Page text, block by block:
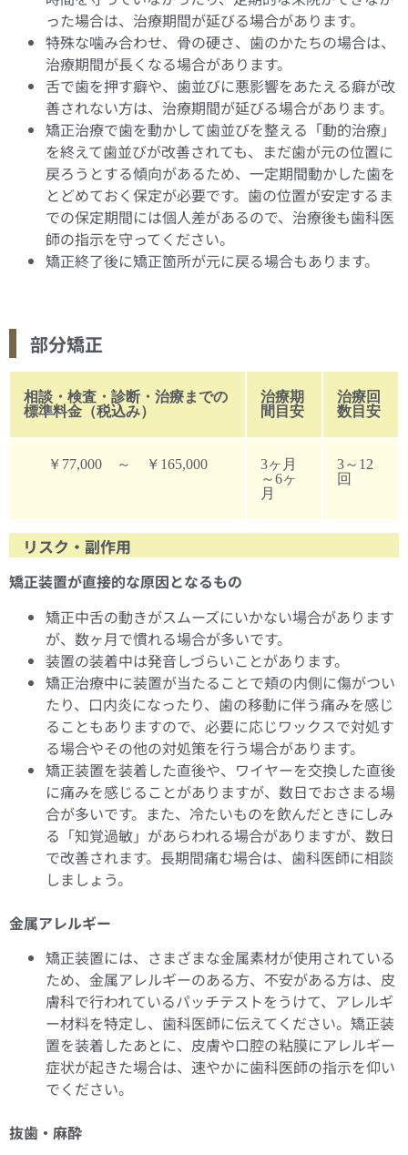
った場合は、治療期間が延びる場合があります。
特殊な噛み合わせ、骨の硬さ、歯のかたちの場合は、
治療期間が長くなる場合があります。
舌で歯を押す癖や、歯並びに悪影響をあたえる癖が改
善されない方は、治療期間が延びる場合があります。
矯正治療で歯を動かして歯並びを整える「動的治療」
を終えて歯並びが改善されても、まだ歯が元の位置に
戻ろうとする傾向があるため、一定期間動かした歯を
とどめておく保定が必要です。歯の位置が安定するま
での保定期間には個人差があるので、治療後も歯科医
師の指示を守ってください。
矯正終了後に矯正箇所が元に戻る場合もあります。
部分矯正
相談・検査・診断・治療までの
標準料金（税込み）
治療期
間目安
治療回
数目安
￥77,000 ～ ￥165,000
3ヶ月
～6ヶ
月
3～12
回
リスク・副作用
矯正装置が直接的な原因となるもの
矯正中舌の動きがスムーズにいかない場合があります
が、数ヶ月で慣れる場合が多いです。
装置の装着中は発音しづらいことがあります。
矯正治療中に装置が当たることで頬の内側に傷がつい
たり、口内炎になったり、歯の移動に伴う痛みを感じ
ることもありますので、必要に応じワックスで対処す
る場合やその他の対処策を行う場合があります。
矯正装置を装着した直後や、ワイヤーを交換した直後
に痛みを感じることがありますが、数日でおさまる場
合が多いです。また、冷たいものを飲んだときにしみ
る「知覚過敏」があらわれる場合がありますが、数日
で改善されます。長期間痛む場合は、歯科医師に相談
しましょう。
金属アレルギー
矯正装置には、さまざまな金属素材が使用されている
ため、金属アレルギーのある方、不安がある方は、皮
膚科で行われているパッチテストをうけて、アレルギ
ー材料を特定し、歯科医師に伝えてください。矯正装
置を装着したあとに、皮膚や口腔の粘膜にアレルギー
症状が起きた場合は、速やかに歯科医師の指示を仰い
でください。
抜歯・麻酔